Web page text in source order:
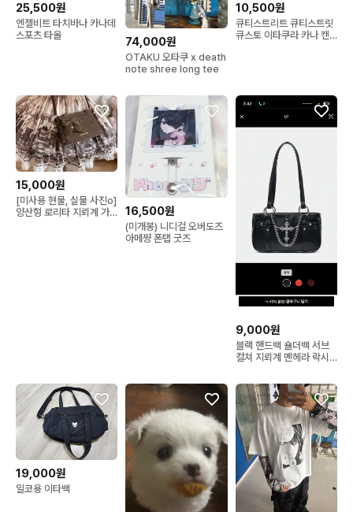
25,500원
엔젤비트 타치바나 카나데
스포츠 타올
74,000원
OTAKU 오타쿠 x death
note shree long tee
10,500원
큐티스트리트 큐티스트릿
큐스토 이타쿠라 카나 캔
15,000원
[미사용 현물, 실물 사진o]
양산형 로리타 지뢰계 가
16,500원
(미개봉) 니디걸 오버도즈
아메쨩 폰탭 굿즈
9,000원
블랙 핸드백 숄더백 서브
컬쳐 지뢰계 멘헤라 락시
인
19,000원
일코용 이타백